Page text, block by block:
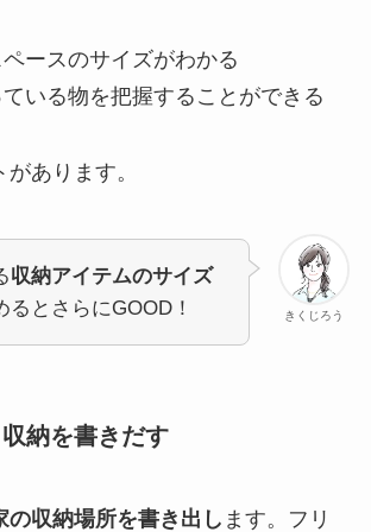
ースのサイズがわかる
いる物を把握することができる
あります。
きくじろう
収納アイテムのサイズ
るとさらにGOOD！
収納を書きだす
の収納場所を書き出し ます。フリ